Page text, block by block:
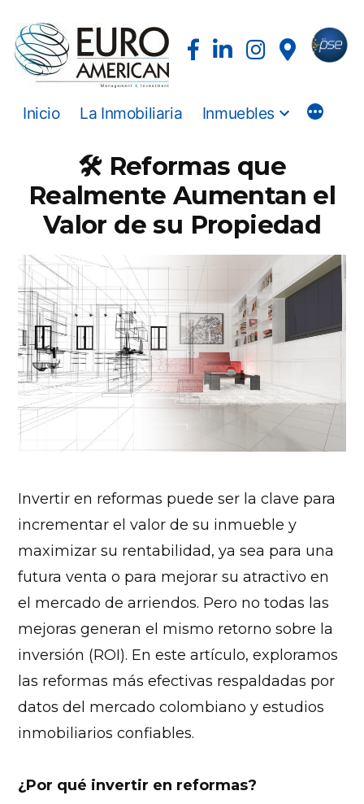
Inicio La Inmobiliaria Inmuebles
🛠️ Reformas que
Realmente Aumentan el
Valor de su Propiedad
Invertir en reformas puede ser la clave para
incrementar el valor de su inmueble y
maximizar su rentabilidad, ya sea para una
futura venta o para mejorar su atractivo en
el mercado de arriendos. Pero no todas las
mejoras generan el mismo retorno sobre la
inversión (ROI). En este artículo, exploramos
las reformas más efectivas respaldadas por
datos del mercado colombiano y estudios
inmobiliarios confiables.
¿Por qué invertir en reformas?